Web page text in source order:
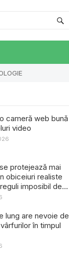
cameră web bună
video
protejează mai
obiceiuri realiste
imposibil de
lung are nevoie de
în timpul